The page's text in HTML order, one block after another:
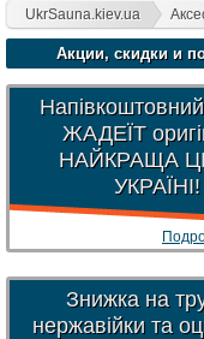
UkrSauna.kiev.ua
Акции, скидки и
ЖАДЕЇТ
НАЙКРАЩА
УКРАЇНІ!
Знижка на
нержавійки та